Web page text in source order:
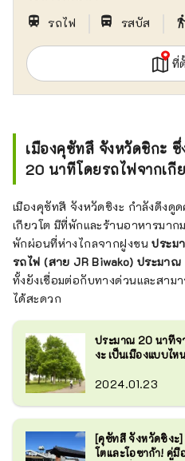
train รถไฟ directions_bus_filled รสบัส directions_walk
ที่
เมืองคุซัทสึ จังหวัดชิกะ ซึ่
20 นาทีโดยรถไฟจากเกี
เมืองคุซัทสึ จังหวัดชิงะ กำลังดึงดู
เกียวโต มีที่พักและร้านอาหารมา
พักผ่อนที่ห่างไกลจากฝูงชนประม
รถไฟ (สาย JR Biwako) ประมา
ทั้งยังเชื่อมต่อกับทางด่วนและสาม
ได้สะดวก
ประมาณ 20 นาทีจ
งะ เป็นเมืองแบบไ
2024.01.23
[คุซัทสึ จังหวัดชิงะ]
โตและโอซาก้า! คู่มื